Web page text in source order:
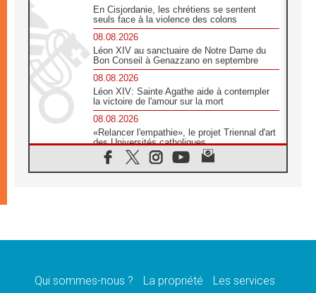
En Cisjordanie, les chrétiens se sentent
seuls face à la violence des colons
08.08.2026
Léon XIV au sanctuaire de Notre Dame du
Bon Conseil à Genazzano en septembre
08.08.2026
Léon XIV: Sainte Agathe aide à contempler
la victoire de l'amour sur la mort
08.08.2026
«Relancer l'empathie», le projet Triennal d'art
des Universités catholiques
08.08.2026
Signis 2026, donner la parole aux religieuses
07.08.2026
07.08.2026
Qui sommes-nous ? La propriété Les services